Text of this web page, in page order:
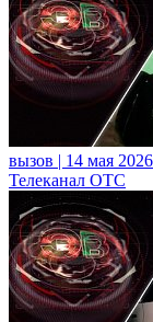
вызов | 14 мая
Телеканал ОТС